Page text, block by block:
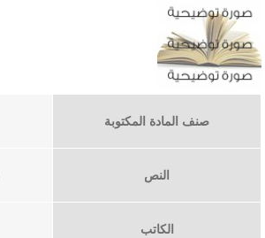
صنف المادة المكتوبة
النص
الكاتب